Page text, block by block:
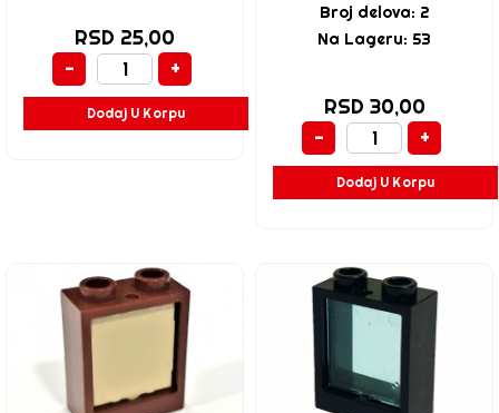
RSD 25,00
-
+
Dodaj U Korpu
Broj delova: 2
Na Lageru: 53
RSD 30,00
-
+
Dodaj U Korpu